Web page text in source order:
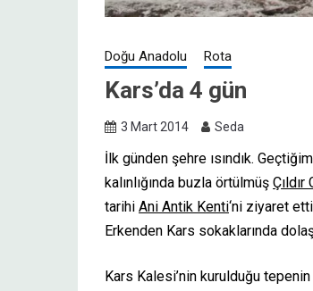
Doğu Anadolu Rota
Kars’da 4 gün
3 Mart 2014 Seda
İlk günden şehre ısındık.
kalınlığında buzla örtülmüş Çıldır
tarihi Ani Antik Kenti‘ni ziyaret
Erkenden Kars sokaklarında
Kars Kalesi’nin kurulduğu